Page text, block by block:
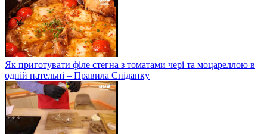
Як приготувати філе стегна з томатами чері та моцареллою в
одній пательні – Правила Сніданку